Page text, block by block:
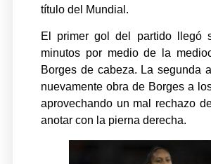
título del Mundial.
El primer gol del partido llegó
minutos por medio de la
Borges de cabeza. La segunda
nuevamente obra de Borges a
aprovechando un mal rechazo
anotar con la pierna derecha.